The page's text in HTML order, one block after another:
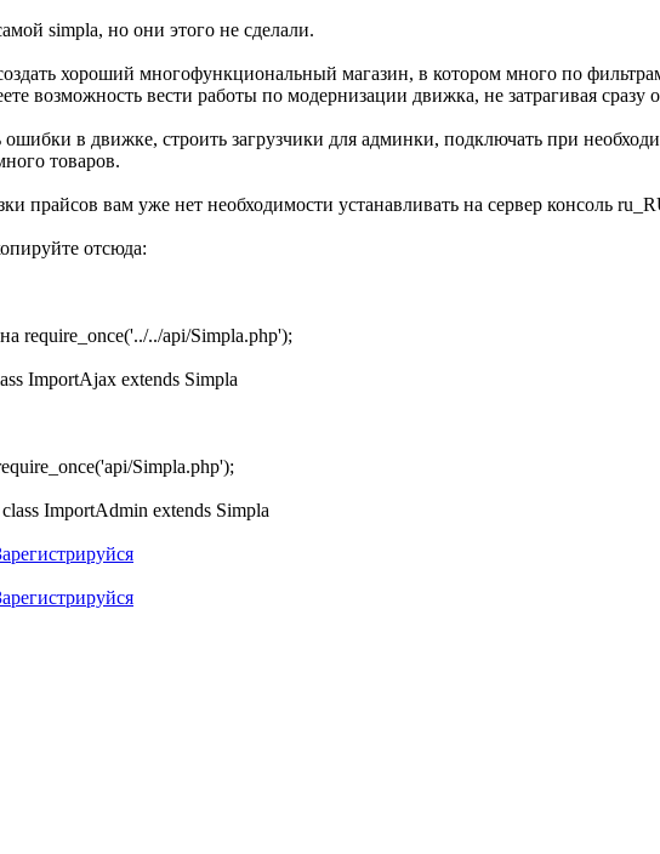
simpla, но они этого не сделали.
хороший многофункциональный магазин, в котором много по
возможность вести работы по модернизации движка, не затрагивая сразу
в движке, строить загрузчики для админки, подключать при
товаров.
прайсов вам уже нет необходимости устанавливать на сервер консоль
отсюда:
require_once('../../api/Simpla.php');
ImportAjax extends Simpla
Simpla.php');
ImportAdmin extends Simpla